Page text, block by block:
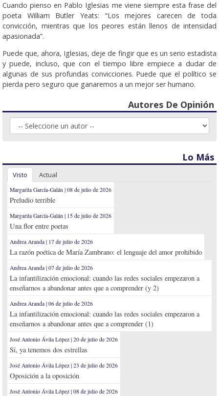
Cuando pienso en Pablo Iglesias me viene siempre esta frase del
poeta William Butler Yeats: “Los mejores carecen de toda
convicción, mientras que los peores están llenos de intensidad
apasionada”.
Puede que, ahora, Iglesias, deje de fingir que es un serio estadista
y puede, incluso, que con el tiempo libre empiece a dudar de
algunas de sus profundas convicciones. Puede que el político se
pierda pero seguro que ganaremos a un mejor ser humano.
Autores De Opinión
Lo Más
Visto Actual
Margarita García-Galán | 08 de julio de 2026
Preludio terrible
Margarita García-Galán | 15 de julio de 2026
Una flor entre poetas
Andrea Aranda | 17 de julio de 2026
La razón poética de María Zambrano: el lenguaje del amor prohibido
Andrea Aranda | 07 de julio de 2026
La infantilización emocional: cuando las redes sociales empezaron a
enseñarnos a abandonar antes que a comprender (y 2)
Andrea Aranda | 06 de julio de 2026
La infantilización emocional: cuando las redes sociales empezaron a
enseñarnos a abandonar antes que a comprender (1)
José Antonio Ávila López | 20 de julio de 2026
Sí, ya tenemos dos estrellas
José Antonio Ávila López | 23 de julio de 2026
Oposición a la oposición
José Antonio Ávila López | 08 de julio de 2026